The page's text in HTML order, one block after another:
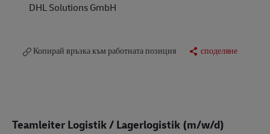
DHL Solutions GmbH
Копирай връзка към работната позиция споделяне
Teamleiter Logistik / Lagerlogistik (m/w/d)